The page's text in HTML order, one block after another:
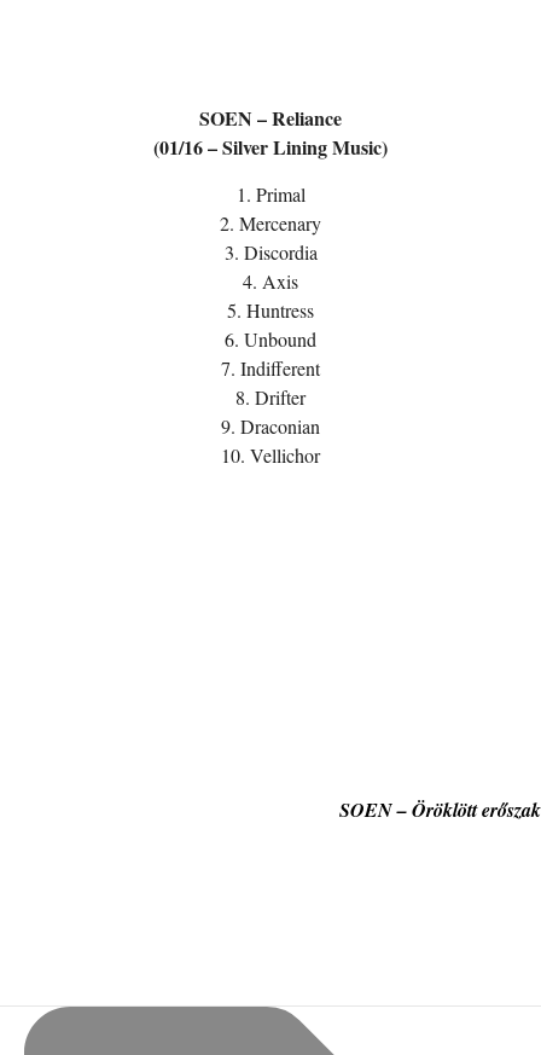
SOEN – Reliance
(01/16 – Silver Lining Music)
1. Primal
2. Mercenary
3. Discordia
4. Axis
5. Huntress
6. Unbound
7. Indifferent
8. Drifter
9. Draconian
10. Vellichor
SOEN – Öröklött erőszak